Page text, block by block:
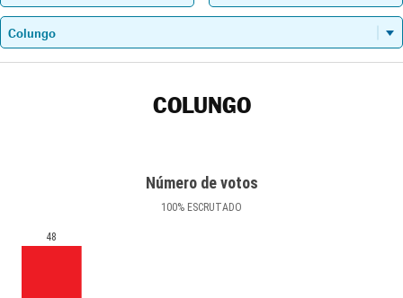
COLUNGO
Número de votos
100% ESCRUTADO
48